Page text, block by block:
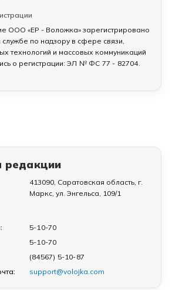
ООО «ЕР - Воложка» зарегистрировано
по надзору в сфере связи,
технологий и массовых коммуникаций
о регистрации: ЭЛ № ФС 77 - 82704.
редакции
413090, Саратовская область, г.
Маркс, ул. Энгельса, 109/1
5-10-70
5-10-70
(84567) 5-10-87
support@volojka.com